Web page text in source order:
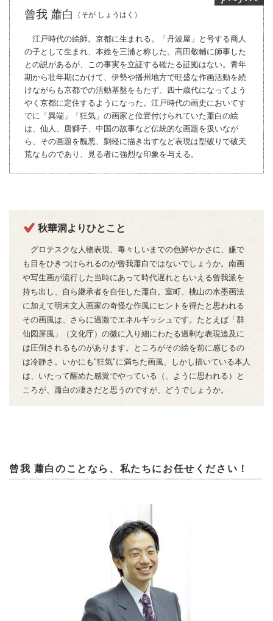
曾我 蕭白 （そが しょうはく）
江戸時代の絵師。京都に生まれる。「丹波屋」と号する商人
の子として生まれ、本姓を三浦と称した。高田敬輔に師事した
との説があるが、この事実を立証する確たる証拠はない。青年
期から壮年期にかけて、伊勢や播州地方で旺盛な作画活動を続
けながらも京都での活動基盤をもたず、四十歳代になってよう
やく京都に定住するようになった。江戸時代の画史においてす
でに「異端」「狂気」の画家と位置付けられていた蕭白の絵
は、仙人、唐獅子、中国の故事など伝統的な画題を扱いなが
ら、その画題を醜悪、剽軽に描き出すなど表現は型破りで破天
荒なものであり、見る者に強烈な印象を与える。
秋華洞よりひとこと
グロテスクな人物表現、毒々しいまでの色鮮やかさに、嫌で
も目をひきつけられるのが曾我蕭白ではないでしょうか。南画
や写生画が流行した当時にあって時代遅れともいえる曾我派を
持ち出し、自ら継承者を自任した蕭白。室町、桃山の水墨画法
に加えて明末文人画家の奇怪な作風にヒントを得たと思われる
その画風は、さらに過激でエネルギッシュです。たとえば「群
仙図屏風」（文化庁）の微に入り細にわたる過剰な表現追及に
は圧倒されるものがあります。ところがその絵を前に感じるの
は冷静さ。いかにも"狂気"に満ちた画風、しかし描いている本人
は、いたって醒めた感覚でやっている（、ように思われる）と
ころが、蕭白の凄さだと思うのですが、どうでしょうか。
曾我 蕭白のことなら、私たちにお任せください！